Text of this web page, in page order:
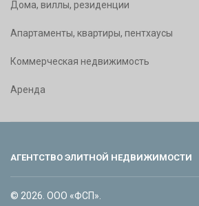
Дома, виллы, резиденции
Апартаменты, квартиры, пентхаусы
Коммерческая недвижимость
Аренда
АГЕНТСТВО ЭЛИТНОЙ НЕДВИЖИМОСТИ
© 2026. ООО «ФСП».